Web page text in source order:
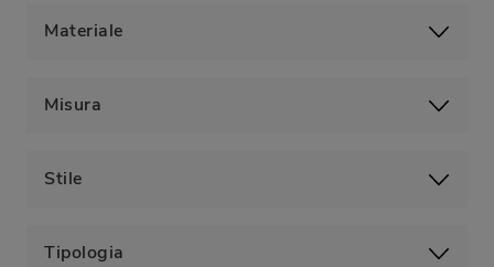
Materiale
Misura
Stile
Tipologia